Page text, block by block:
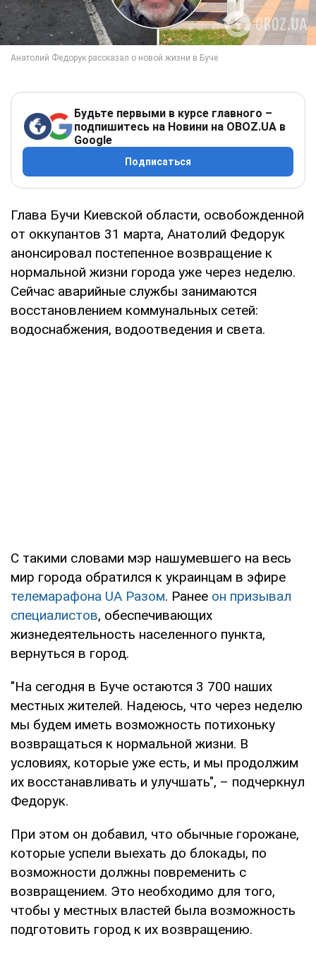
Будьте первыми в курсе главного –
подпишитесь на Новини на OBOZ.UA в
Google
Подписаться
Глава Бучи Киевской области, освобожденной
от оккупантов 31 марта, Анатолий Федорук
анонсировал постепенное возвращение к
нормальной жизни города уже через неделю.
Сейчас аварийные службы занимаются
восстановлением коммунальных сетей:
водоснабжения, водоотведения и света.
С такими словами мэр нашумевшего на весь
мир города обратился к украинцам в эфире
телемарафона UA Разом. Ранее он призывал
специалистов, обеспечивающих
жизнедеятельность населенного пункта,
вернуться в город.
"На сегодня в Буче остаются 3 700 наших
местных жителей. Надеюсь, что через неделю
мы будем иметь возможность потихоньку
возвращаться к нормальной жизни. В
условиях, которые уже есть, и мы продолжим
их восстанавливать и улучшать", – подчеркнул
Федорук.
При этом он добавил, что обычные горожане,
которые успели выехать до блокады, по
возможности должны повременить с
возвращением. Это необходимо для того,
чтобы у местных властей была возможность
подготовить город к их возвращению.